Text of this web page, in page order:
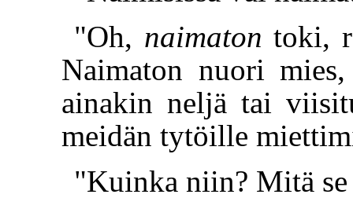
"Oh, naimaton toki,
Naimaton nuori
ainakin neljä tai
meidän tytöille
"Kuinka niin? Mitä